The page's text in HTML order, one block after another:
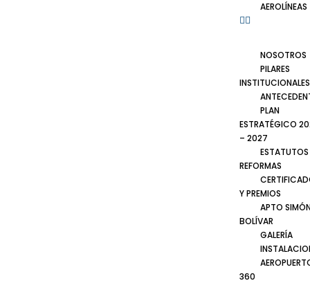
AEROLÍNEAS
NOSOTROS
PILARES
INSTITUCIONALES
PLAN
ESTRATÉGICO
– 2027
ESTATUTOS
REFORMAS
Y PREMIOS
APTO
BOLÍVAR
GALERÍA
360